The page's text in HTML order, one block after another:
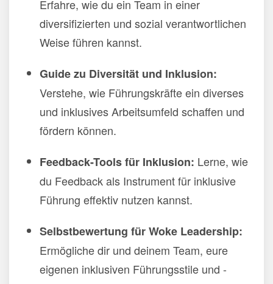
Erfahre, wie du ein Team in einer
diversifizierten und sozial verantwortlichen
Weise führen kannst.
Guide zu Diversität und Inklusion:
Verstehe, wie Führungskräfte ein diverses
und inklusives Arbeitsumfeld schaffen und
fördern können.
Feedback-Tools für Inklusion: Lerne, wie
du Feedback als Instrument für inklusive
Führung effektiv nutzen kannst.
Selbstbewertung für Woke Leadership:
Ermögliche dir und deinem Team, eure
eigenen inklusiven Führungsstile und -